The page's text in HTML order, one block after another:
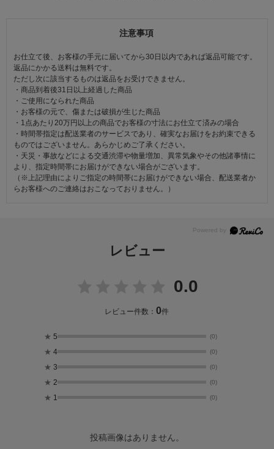
注意事項
お仕立て後、お客様の手元に届いてから30日以内であれば返品可能です。
返品にかかる送料は無料です。
ただし次に該当するものは返品をお受けできません。
・商品到着後31日以上経過した商品
・ご使用になられた商品
・お客様の元で、傷または破損が生じた商品
・1点あたり20万円以上の商品でお客様の寸法にお仕立て済みの場合
・時間帯指定は配送業者のサービスであり、確実なお届けをお約束できる
ものではございません。あらかじめご了承ください。
・天災・事故などによる交通渋滞や物量増加、異常気象やその他諸事情に
より、指定時間帯にお届けができない場合がございます。
（※上記理由によりご指定の時間帯にお届けができない場合、配送業者か
らお客様へのご連絡はおこなっておりません。）
レビュー
0.0
レビュー件数：0件
★ 5 (0)
★ 4 (0)
★ 3 (0)
★ 2 (0)
★ 1 (0)
投稿画像はありません。